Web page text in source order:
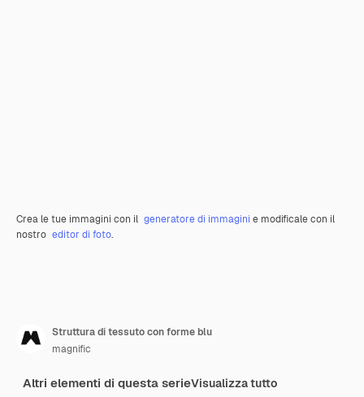
Crea le tue immagini con il generatore di immagini e modificale con il
nostro editor di foto.
Struttura di tessuto con forme blu
magnific
Altri elementi di questa serieVisualizza tutto